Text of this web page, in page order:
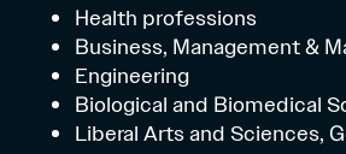
Health professions
Business, Management &
Engineering
Biological and Biomedical
Liberal Arts and Sciences,